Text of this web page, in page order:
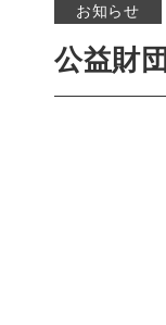
お知らせ
公益財